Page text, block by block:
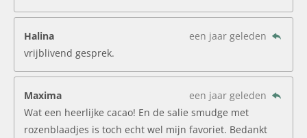
Halina
een jaar geleden
vrijblivend gesprek.
Maxima
een jaar geleden
Wat een heerlijke cacao! En de salie smudge met
rozenblaadjes is toch echt wel mijn favoriet. Bedankt